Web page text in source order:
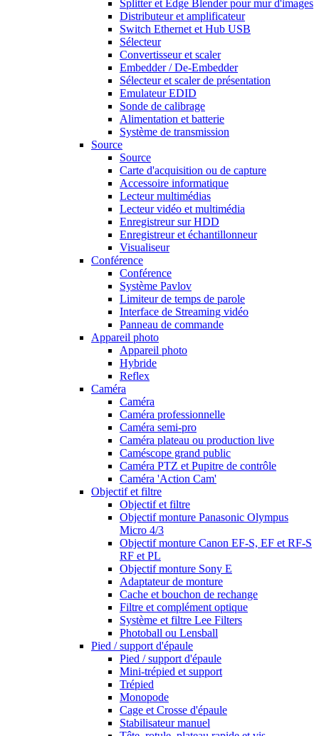
Splitter et Edge Blender pour mur d'images
Distributeur et amplificateur
Switch Ethernet et Hub USB
Sélecteur
Convertisseur et scaler
Embedder / De-Embedder
Sélecteur et scaler de présentation
Emulateur EDID
Sonde de calibrage
Alimentation et batterie
Système de transmission
Source
Source
Carte d'acquisition ou de capture
Accessoire informatique
Lecteur multimédias
Lecteur vidéo et multimédia
Enregistreur sur HDD
Enregistreur et échantillonneur
Visualiseur
Conférence
Conférence
Système Pavlov
Limiteur de temps de parole
Interface de Streaming vidéo
Panneau de commande
Appareil photo
Appareil photo
Hybride
Reflex
Caméra
Caméra
Caméra professionnelle
Caméra semi-pro
Caméra plateau ou production live
Caméscope grand public
Caméra PTZ et Pupitre de contrôle
Caméra 'Action Cam'
Objectif et filtre
Objectif et filtre
Objectif monture Panasonic Olympus
Micro 4/3
Objectif monture Canon EF-S, EF et RF-S
RF et PL
Objectif monture Sony E
Adaptateur de monture
Cache et bouchon de rechange
Filtre et complément optique
Système et filtre Lee Filters
Photoball ou Lensball
Pied / support d'épaule
Pied / support d'épaule
Mini-trépied et support
Trépied
Monopode
Cage et Crosse d'épaule
Stabilisateur manuel